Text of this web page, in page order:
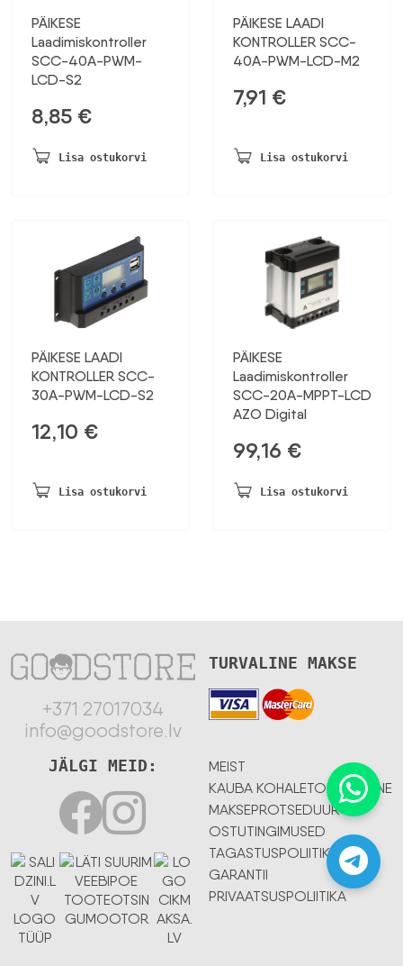
PÄIKESE
Laadimiskontroller
SCC-40A-PWM-
LCD-S2
8,85 €
Lisa ostukorvi
PÄIKESE LAADI
KONTROLLER SCC-
40A-PWM-LCD-M2
7,91 €
Lisa ostukorvi
PÄIKESE LAADI
KONTROLLER SCC-
30A-PWM-LCD-S2
12,10 €
Lisa ostukorvi
PÄIKESE
Laadimiskontroller
SCC-20A-MPPT-LCD
AZO Digital
99,16 €
Lisa ostukorvi
+371 27017034
info@goodstore.lv
TURVALINE MAKSE
MEIST
KAUBA KOHALETOIMETAMINE
MAKSEPROTSEDUUR
OSTUTINGIMUSED
TAGASTUSPOLIITIKA
GARANTII
PRIVAATSUSPOLIITIKA
JÄLGI MEID: